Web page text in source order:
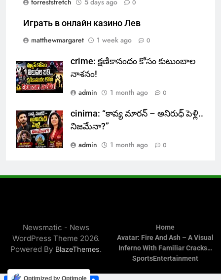
0
Играть в онлайн казино Лев
matthewmargaret
1 week ago 0
crime: క్షణికానందం కోసం కుటుంబాల
నాశనం!
admin
1 month ago 0
cinima: “కావ్య మారన్ – అనిరుధ్ పెళ్లి..
నిజమేనా?”
admin
1 month ago 0
Newsmatic - News
WordPress Theme 2026.
Powered By BlazeThemes.
Home
Avatar: Fire And Ash – A Visual
Inferno With Familiar Cracks…
SportsEntertainment
Optimized by Optimole